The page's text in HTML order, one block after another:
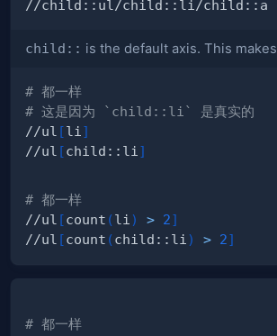
child:: is the default axis. This makes
# 都一样
# 这是因为 `child::li` 是真实的
//ul [li ]
//ul [child::li ]
# 都一样
//ul [count (li ) > 2]
//ul [count (child::li ) > 2]
# 都一样